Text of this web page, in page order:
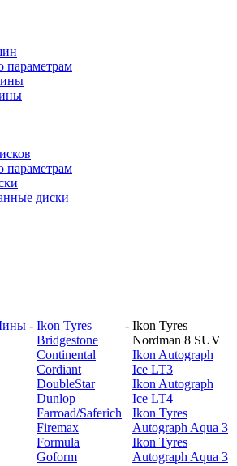
параметрам
параметрам
диски
- Ikon Tyres
Bridgestone
Continental
Cordiant
DoubleStar
Dunlop
Farroad/Saferich
Firemax
Formula
Goform
- Ikon Tyres
Nordman 8 SUV
Ikon Autograph
Ice LT3
Ikon Autograph
Ice LT4
Ikon Tyres
Autograph Aqua 3
Ikon Tyres
Autograph Aqua 3